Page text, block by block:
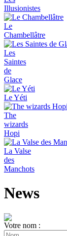
Illusionistes
Le
Chambellâtre
Les
Saintes
de
Glace
Le Yéti
The
wizards
Hopi
La Valse
des
Manchots
News
Votre nom :